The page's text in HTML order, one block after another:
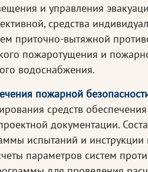
и управления
средства
приточно-вытяжной
пожаротущения и
водоснабжения.
пожарной
средств
документации.
испытаний и
параметров систем